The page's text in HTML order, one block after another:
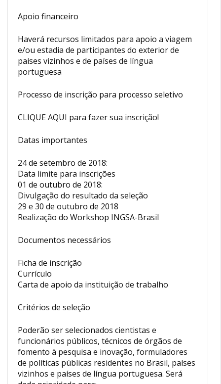
Apoio financeiro
Haverá recursos limitados para apoio a viagem
e/ou estadia de participantes do exterior de
paises vizinhos e de países de língua
portuguesa
Processo de inscrição para processo seletivo
CLIQUE AQUI para fazer sua inscrição!
Datas importantes
24 de setembro de 2018:
Data limite para inscrições
01 de outubro de 2018:
Divulgação do resultado da seleção­­
29 e 30 de outubro de 2018
Realização do Workshop INGSA-Brasil
Documentos necessários
Ficha de inscrição
Currículo
Carta de apoio da instituição de trabalho
Critérios de seleção
Poderão ser selecionados cientistas e
funcionários públicos, técnicos de órgãos de
fomento à pesquisa e inovação, formuladores
de políticas públicas residentes no Brasil, países
vizinhos e países de língua portuguesa. Será